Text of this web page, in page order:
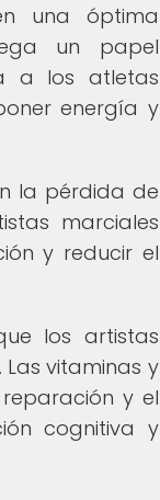
una óptima
un papel
a los atletas
energía y
la pérdida de
marciales
y reducir el
los artistas
vitaminas y
y el
cognitiva y